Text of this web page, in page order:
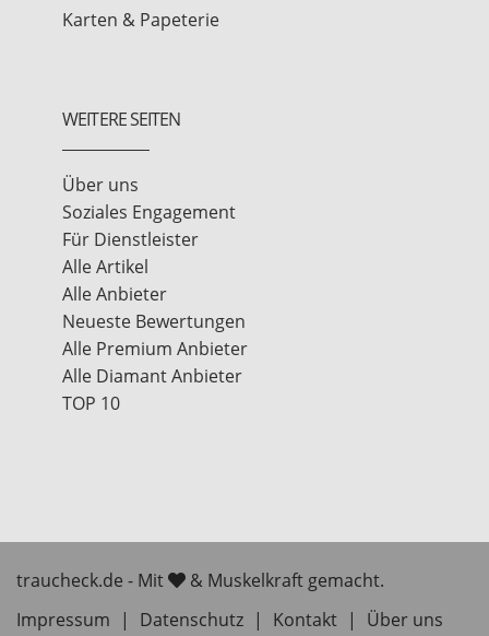
Karten & Papeterie
WEITERE SEITEN
Über uns
Soziales Engagement
Für Dienstleister
Alle Artikel
Alle Anbieter
Neueste Bewertungen
Alle Premium Anbieter
Alle Diamant Anbieter
TOP 10
traucheck.de - Mit
& Muskelkraft gemacht.
Impressum
| Datenschutz | Kontakt | Über uns